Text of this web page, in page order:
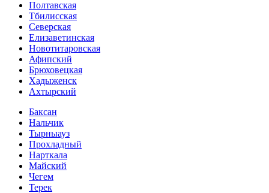
Полтавская
Тбилисская
Северская
Елизаветинская
Новотитаровская
Афипский
Брюховецкая
Хадыженск
Ахтырский
Баксан
Нальчик
Тырныауз
Прохладный
Нарткала
Майский
Чегем
Терек